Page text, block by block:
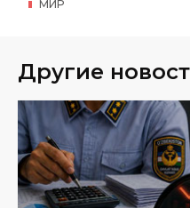
МИР
Другие